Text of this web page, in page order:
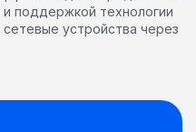
и поддержкой технологии
устройства через